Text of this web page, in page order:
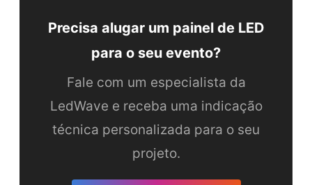
Precisa alugar um painel de LED
para o seu evento?
Fale com um especialista da
LedWave e receba uma indicação
técnica personalizada para o seu
projeto.